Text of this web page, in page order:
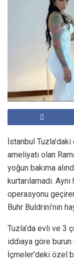
İstanbul
ameliyatı olan
yoğun bakıma
kurtarılamadı.
operasyonu
Buhr Buldrini’nin
Tuzla’da evli ve 3
iddiaya göre burun
İçmeler’deki özel